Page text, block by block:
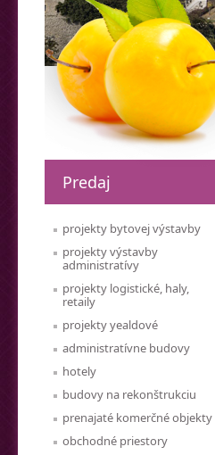
Predaj
projekty bytovej výstavby
projekty výstavby
administratívy
projekty logistické, haly,
retaily
projekty yealdové
administratívne budovy
hotely
budovy na rekonštrukciu
prenajaté komerčné objekty
obchodné priestory